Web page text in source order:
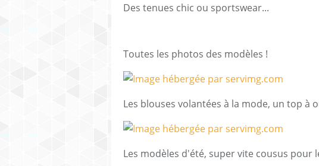
Des tenues chic ou sportswear...
Toutes les photos des modèles !
Les blouses volantées à la mode, un top à
Les modèles d'été, super vite cousus pour